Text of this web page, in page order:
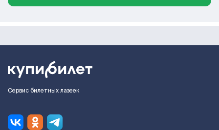
Сервис билетных лазеек